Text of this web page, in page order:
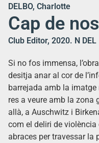
DELBO, Charlotte
Cap de
Club Editor, 2020. N DEL
Si no fos immensa,
desitja anar al cor de
barrejada amb la imatge
res a veure amb la zona
allà, a Auschwitz i
com el deliri de violència
abraces per travessar la